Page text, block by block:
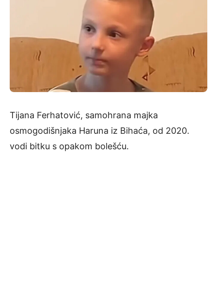
Tijana Ferhatović, samohrana majka
osmogodišnjaka Haruna iz Bihaća, od 2020.
vodi bitku s opakom bolešću.